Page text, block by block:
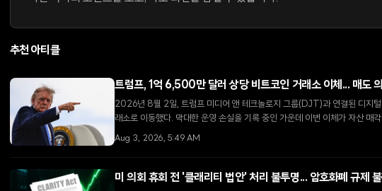
추천 아티클
트럼프, 1억 6,500만 달러 상당 비트코인 거래소 이체... 매도
2026년 8월 2일, 트럼프 미디어 앤 테크놀로지 그룹(DJT)과 연결된 디지
래소로 이동했다. 막대한 운영 손실을 기록 중인 가운데 이번 이체가 자산 매
다.
Aug 3, 2026, 5:49 AM
미 의회 휴회 전 '클래리티 법안' 처리 불투명... 암호화폐 규제